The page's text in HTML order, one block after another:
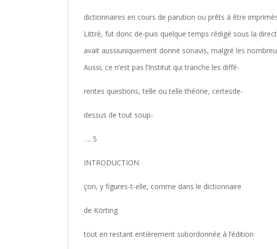
dictionnaires en cours de parution ou prêts à être
Littré, fut donc de-puis quelque temps rédigé sous la
avait aussiuniquement donné sonavis, malgré les
Aussi, ce n’est pas l’Institut qui tranche les diffé-
rentes questions, telle ou telle théorie, certesde-
dessus de tout soup-
…. 5
INTRODUCTION
çon, y figures-t-elle, comme dans le dictionnaire
de Körting
tout en restant entièrement subordonnée à l’édition